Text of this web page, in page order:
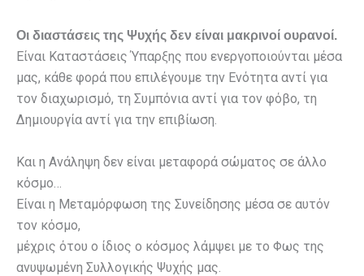
Οι διαστάσεις της Ψυχής δεν είναι μακρινοί ουρανοί.
Είναι Καταστάσεις Ύπαρξης που ενεργοποιούνται μέσα
μας, κάθε φορά που επιλέγουμε την Ενότητα αντί για
τον διαχωρισμό, τη Συμπόνια αντί για τον φόβο, τη
Δημιουργία αντί για την επιβίωση.
Και η Ανάληψη δεν είναι μεταφορά σώματος σε άλλο
κόσμο…
Είναι η Μεταμόρφωση της Συνείδησης μέσα σε αυτόν
τον κόσμο,
μέχρις ότου ο ίδιος ο κόσμος λάμψει με το Φως της
ανυψωμένη Συλλογικής Ψυχής μας.